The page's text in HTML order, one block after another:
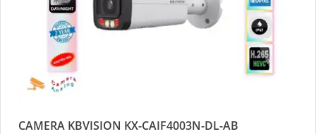
CAMERA KBVISION KX-CAIF4003N-DL-AB